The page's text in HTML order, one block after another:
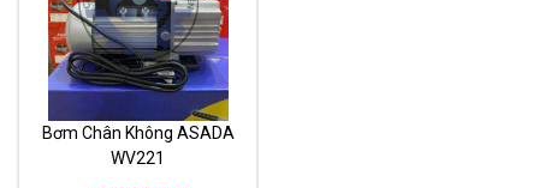
Bơm Chân Không ASADA
WV221